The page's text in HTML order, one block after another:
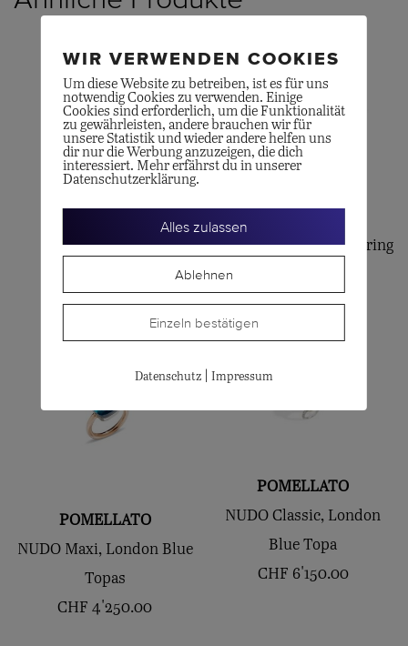
Ring Sabbia
Marutea Perlen-Spannring
POMELLATO
NUDO Maxi, London Blue
Topas
CHF 4'250.00
POMELLATO
NUDO Classic, London
Blue Topa
CHF 6'150.00
WIR VERWENDEN COOKIES
Um diese Website zu betreiben, ist es für uns
notwendig Cookies zu verwenden. Einige
Cookies sind erforderlich, um die Funktionalität
zu gewährleisten, andere brauchen wir für
unsere Statistik und wieder andere helfen uns
dir nur die Werbung anzuzeigen, die dich
interessiert. Mehr erfährst du in unserer
Datenschutzerklärung.
Alles zulassen
Ablehnen
Einzeln bestätigen
Datenschutz| Impressum